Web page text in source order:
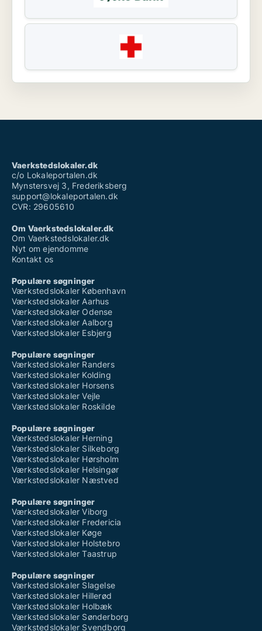
Vaerkstedslokaler.dk
c/o Lokaleportalen.dk
Mynstersvej 3, Frederiksberg
support@lokaleportalen.dk
CVR: 29605610
Om Vaerkstedslokaler.dk
Om Vaerkstedslokaler.dk
Nyt om ejendomme
Kontakt os
Populære søgninger
Værkstedslokaler København
Værkstedslokaler Aarhus
Værkstedslokaler Odense
Værkstedslokaler Aalborg
Værkstedslokaler Esbjerg
Populære søgninger
Værkstedslokaler Randers
Værkstedslokaler Kolding
Værkstedslokaler Horsens
Værkstedslokaler Vejle
Værkstedslokaler Roskilde
Populære søgninger
Værkstedslokaler Herning
Værkstedslokaler Silkeborg
Værkstedslokaler Hørsholm
Værkstedslokaler Helsingør
Værkstedslokaler Næstved
Populære søgninger
Værkstedslokaler Viborg
Værkstedslokaler Fredericia
Værkstedslokaler Køge
Værkstedslokaler Holstebro
Værkstedslokaler Taastrup
Populære søgninger
Værkstedslokaler Slagelse
Værkstedslokaler Hillerød
Værkstedslokaler Holbæk
Værkstedslokaler Sønderborg
Værkstedslokaler Svendborg